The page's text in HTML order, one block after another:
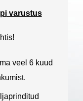
varustus
veel 6 kuud